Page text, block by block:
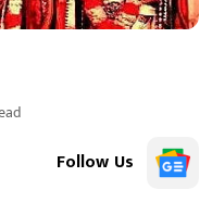
Follow Us